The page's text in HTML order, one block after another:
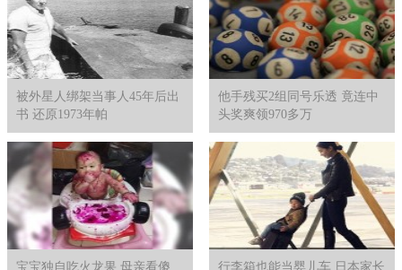
被外星人绑架当事人45年后出
书 还原1973年帕
他手残买2组同号乐透 竟连中
头奖爽领970多万
宝宝独自吃火龙果 母亲看傻 行李箱也能当婴儿车 日本家长